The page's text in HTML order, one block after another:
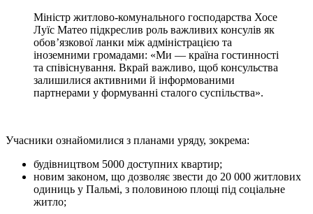
Міністр житлово-комунального господарства Хосе
Луїс Матео підкреслив роль важливих консулів як
обов’язкової ланки між адміністрацією та
іноземними громадами: «Ми — країна гостинності
та співіснування. Вкрай важливо, щоб консульства
залишилися активними й інформованими
партнерами у формуванні сталого суспільства».
Учасники ознайомилися з планами уряду, зокрема:
будівництвом 5000 доступних квартир;
новим законом, що дозволяє звести до 20 000 житлових
одиниць у Пальмі, з половиною площі під соціальне
житло;